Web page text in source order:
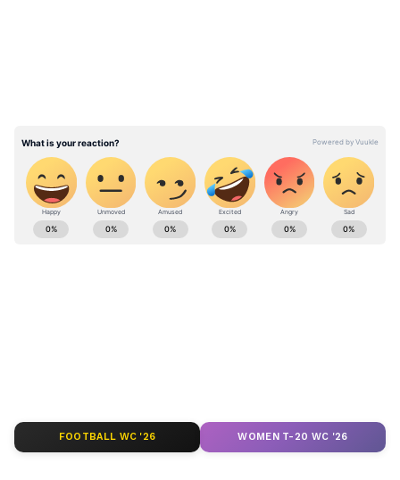
তখন তিনি কোনওরকম রাখঢাক না রেখেই উত্তর
দেন। সুনীতা বলেন, "ভালোবাসায় অনেক কিছুই
সহ্য করতে হয়। চিচি-র (গোবিন্দার ডাকনাম)
জীবনে এত অ্যাফেয়ার ছিল, হিরো-হিরোইনদের
Entertainment News ( বাংলা বিনোদনের খবর ):
রবীন্দ্রভারতী থেকে স্নাতকোত্তর ডিগ্রি অর্জন। ২০১২ সালে
সাংবাদিকতায় হাতেখড়ি। প্রিন্ট মিডিয়া দিয়ে কর্মজীবন শুরু।
FOOTBALL WC '26 WOMEN T-20 WC '26